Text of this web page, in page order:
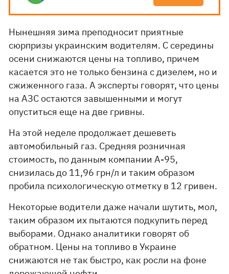
Нынешняя зима преподносит приятные
сюрпризы украинским водителям. С середины
осени снижаются цены на топливо, причем
касается это не только бензина с дизелем, но и
сжиженного газа. А эксперты говорят, что цены
на АЗС остаются завышенными и могут
опуститься еще на две гривны.
На этой неделе продолжает дешеветь
автомобильный газ. Средняя розничная
стоимость, по данным компании А-95,
снизилась до 11,96 грн/л и таким образом
пробила психологическую отметку в 12 гривен.
Некоторые водители даже начали шутить, мол,
таким образом их пытаются подкупить перед
выборами. Однако аналитики говорят об
обратном. Цены на топливо в Украине
снижаются не так быстро, как росли на фоне